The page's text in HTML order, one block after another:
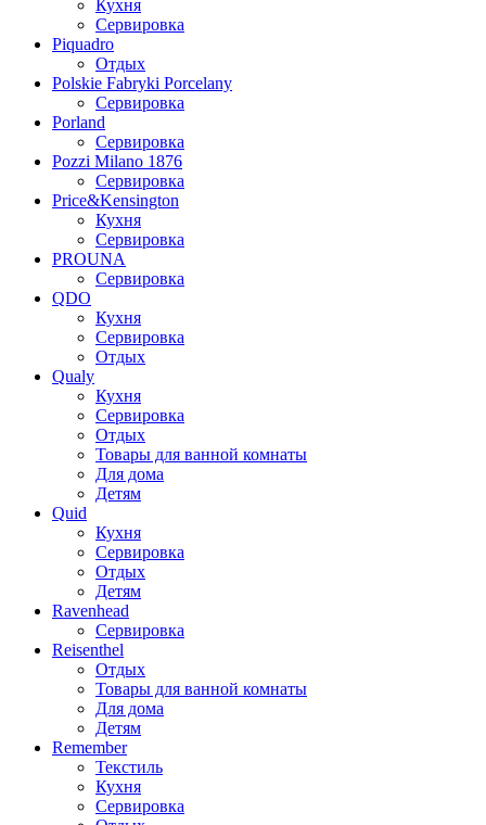
Кухня
Сервировка
Piquadro
Отдых
Polskie Fabryki Porcelany
Сервировка
Porland
Сервировка
Pozzi Milano 1876
Сервировка
Price&Kensington
Кухня
Сервировка
PROUNA
Сервировка
QDO
Кухня
Сервировка
Отдых
Qualy
Кухня
Сервировка
Отдых
Товары для ванной комнаты
Для дома
Детям
Quid
Кухня
Сервировка
Отдых
Детям
Ravenhead
Сервировка
Reisenthel
Отдых
Товары для ванной комнаты
Для дома
Детям
Remember
Текстиль
Кухня
Сервировка